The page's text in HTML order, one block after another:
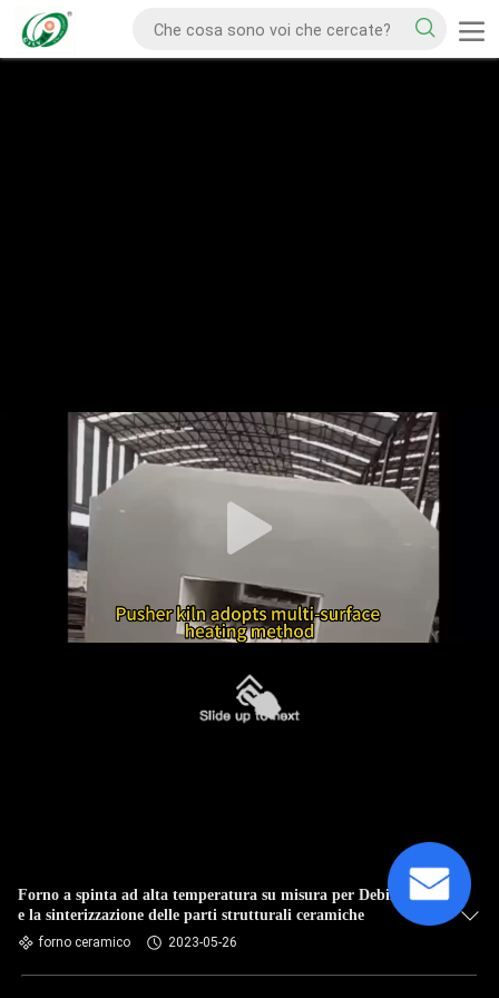
Forno a spinta ad alta temperatura su misura per Debinding
e la sinterizzazione delle parti strutturali ceramiche
forno ceramico 2023-05-26